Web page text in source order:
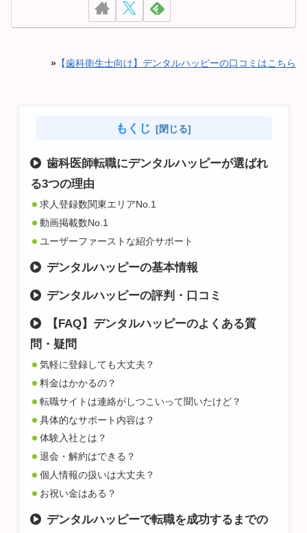
» 【歯科衛生士向け】デンタルハッピーの口コミはこちら
もくじ
歯科医師転職にデンタルハッピーが選ばれ
る3つの理由
求人登録数関東エリアNo.1
動画掲載数No.1
ユーザーファーストな紹介サポート
デンタルハッピーの基本情報
デンタルハッピーの評判・口コミ
【FAQ】デンタルハッピーのよくある質
問・疑問
気軽に登録しても大丈夫？
料金はかかるの？
転職サイトは連絡がしつこいって聞いたけど？
具体的なサポート内容は？
体験入社とは？
退会・解約はできる？
個人情報の扱いは大丈夫？
お祝い金はある？
デンタルハッピーで転職を成功するまでの